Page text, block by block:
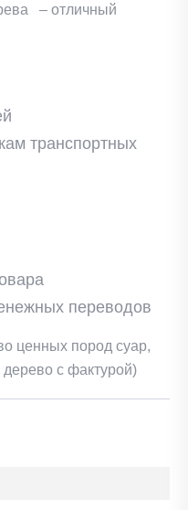
– отличный
транспортных
переводов
ценных пород суар,
с фактурой)